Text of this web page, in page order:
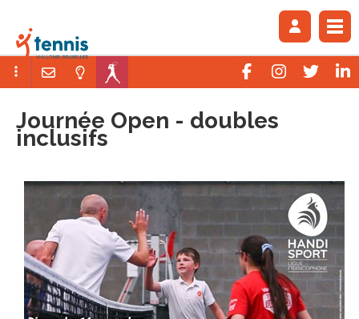
Journée Open - doubles
inclusifs